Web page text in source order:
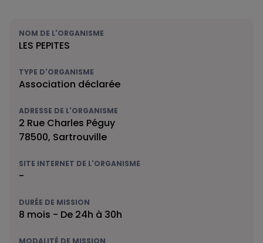
NOM DE L'ORGANISME
LES PEPITES
TYPE D'ORGANISME
Association déclarée
ADRESSE DE L'ORGANISME
2 Rue Charles Péguy
78500, Sartrouville
SITE INTERNET DE L'ORGANISME
-
DURÉE DE MISSION
8 mois - De 24h à 30h
MODALITÉ DE MISSION